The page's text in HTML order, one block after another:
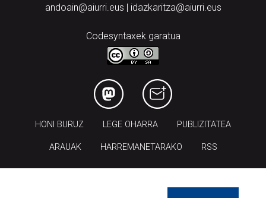
andoain@aiurri.eus | idazkaritza@aiurri.eus
Codesyntaxek garatua
HONI BURUZ LEGE OHARRA PUBLIZITATEA
ARAUAK HARREMANETARAKO RSS